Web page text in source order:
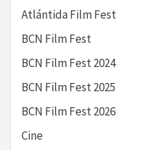
Atlántida Film Fest
BCN Film Fest
BCN Film Fest 2024
BCN Film Fest 2025
BCN Film Fest 2026
Cine